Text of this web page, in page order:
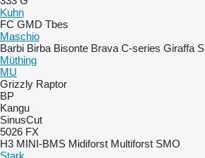
Kuhn
FC GMD Tbes
Maschio
Barbi Birba Bisonte Brava C-series Giraffa S
Müthing
MU
Grizzly Raptor
BP
Kangu
SinusCut
5026 FX
H3 MINI-BMS Midiforst Multiforst SMO
Stark